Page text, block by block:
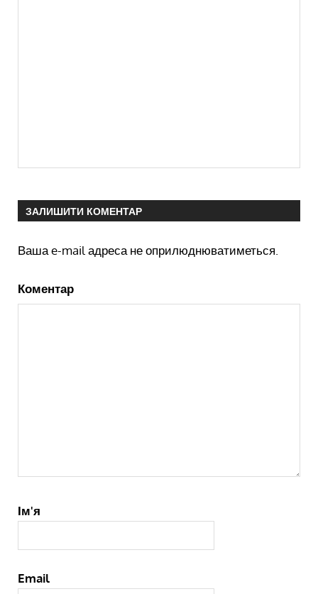
ЗАЛИШИТИ КОМЕНТАР
Ваша e-mail адреса не оприлюднюватиметься.
Коментар
Ім'я
Email